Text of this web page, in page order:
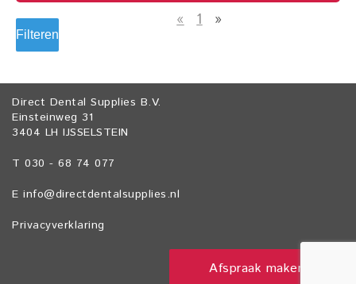
Filteren
« 1 »
Direct Dental Supplies B.V.
Einsteinweg 31
3404 LH IJSSELSTEIN
T 030 - 68 74 077
E info@directdentalsupplies.nl
Privacyverklaring
Afspraak maken